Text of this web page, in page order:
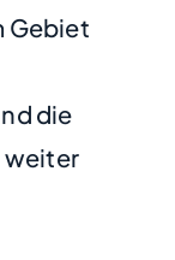
Gebiet
die
weiter